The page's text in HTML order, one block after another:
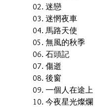
02. 迷戀
03. 迷惘夜車
04. 馬路天使
05. 無風的秋季
06. 石頭記
07. 傷逝
08. 後窗
09. 一個人在途上
10. 今夜星光燦爛